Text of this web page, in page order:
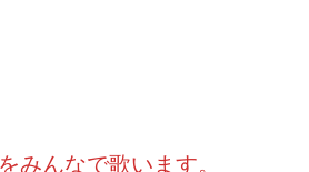
んなで歌います。